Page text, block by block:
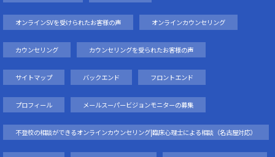
オンラインSVを受けられたお客様の声 オンラインカウンセリング
カウンセリング カウンセリングを受られたお客様の声
サイトマップ バックエンド フロントエンド
プロフィール メールスーパービジョンモニターの募集
不登校の相談ができるオンラインカウンセリング|臨床心理士による相談（名古屋対応）